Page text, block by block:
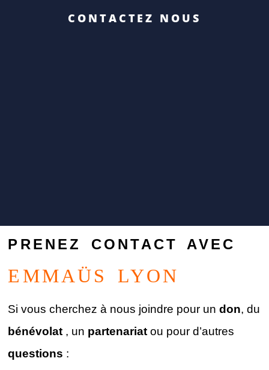
CONTACTEZ NOUS
P RENEZ CONTACT AVEC
EMMAÜS LYON
Si vous cherchez à nous joindre pour undon, du
bénévolat , un partenariat ou pour d’autres
questions :